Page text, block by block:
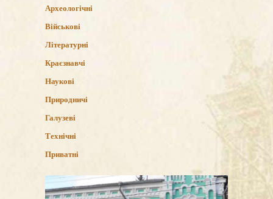
Археологічні
Військові
Літературні
Краєзнавчі
Наукові
Природничі
Галузеві
Технічні
Приватні